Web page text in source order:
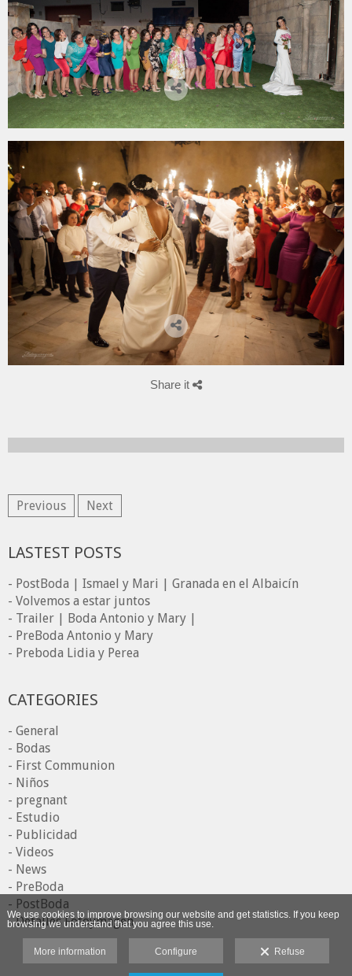
Share it
Previous Next
LASTEST POSTS
- PostBoda | Ismael y Mari | Granada en el Albaicín
- Volvemos a estar juntos
- Trailer | Boda Antonio y Mary |
- PreBoda Antonio y Mary
- Preboda Lidia y Perea
CATEGORIES
- General
- Bodas
- First Communion
- Niños
- pregnant
- Estudio
- Publicidad
- Videos
- News
- PreBoda
- PostBoda
- Detalles Fotoymagen
We use cookies to improve browsing our website and get statistics. If you keep
browsing we understand that you agree this use.
More information Configure Refuse